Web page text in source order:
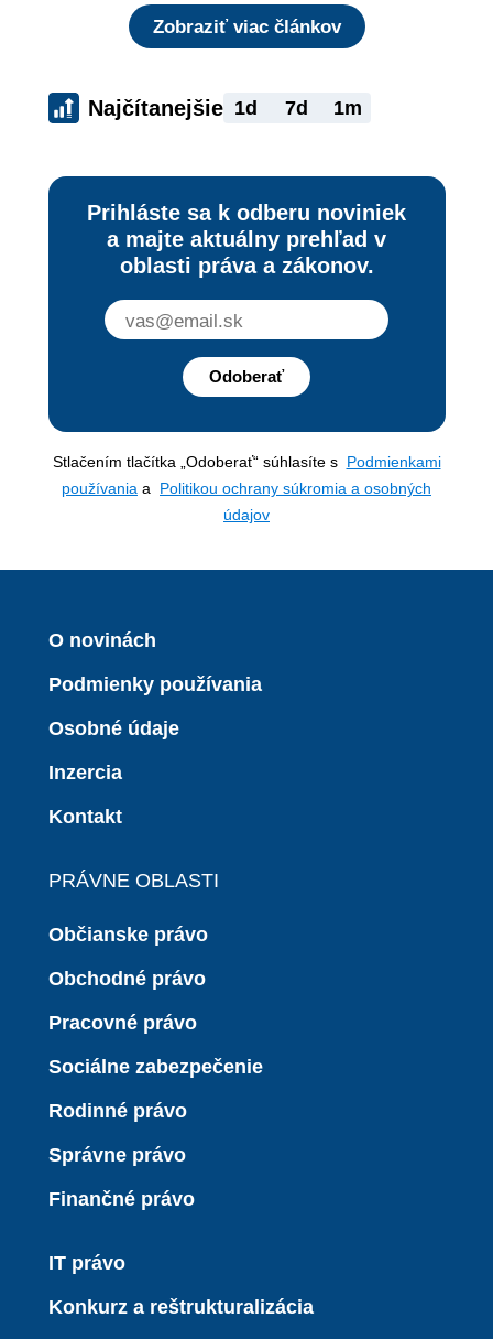
Zobraziť viac článkov
Najčítanejšie 1d 7d 1m
Prihláste sa k odberu noviniek
a majte aktuálny prehľad v
oblasti práva a zákonov.
Odoberať
Stlačením tlačítka „Odoberať“ súhlasíte s Podmienkami
používania a Politikou ochrany súkromia a osobných
údajov
O novinách
Podmienky používania
Osobné údaje
Inzercia
Kontakt
PRÁVNE OBLASTI
Občianske právo
Obchodné právo
Pracovné právo
Sociálne zabezpečenie
Rodinné právo
Správne právo
Finančné právo
IT právo
Konkurz a reštrukturalizácia